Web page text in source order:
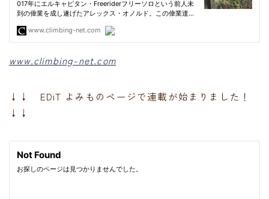
www.climbing-net.com
↓↓ EDiT よみものページで連載が始まりました！
↓↓